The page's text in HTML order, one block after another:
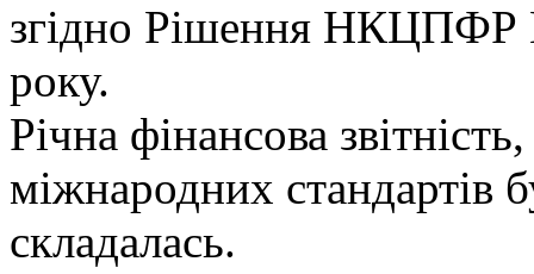
згiдно Рiшення НКЦПФР
року.
Рiчна фiнансова
мiжнародних стандартiв
складалась.